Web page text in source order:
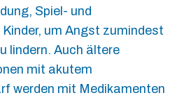
Spiel- und
um Angst zumindest
lindern. Auch ältere
mit akutem
werden mit Medikamenten